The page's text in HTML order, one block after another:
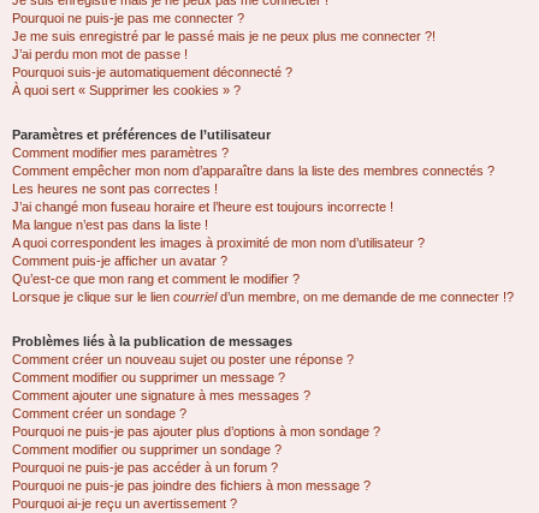
Pourquoi ne puis-je pas me connecter ?
Je me suis enregistré par le passé mais je ne peux plus me connecter ?!
J’ai perdu mon mot de passe !
Pourquoi suis-je automatiquement déconnecté ?
À quoi sert « Supprimer les cookies » ?
Paramètres et préférences de l’utilisateur
Comment modifier mes paramètres ?
Comment empêcher mon nom d’apparaître dans la liste des membres connectés ?
Les heures ne sont pas correctes !
J’ai changé mon fuseau horaire et l’heure est toujours incorrecte !
Ma langue n’est pas dans la liste !
A quoi correspondent les images à proximité de mon nom d’utilisateur ?
Comment puis-je afficher un avatar ?
Qu’est-ce que mon rang et comment le modifier ?
Lorsque je clique sur le lien courrield’un membre, on me demande de me connecter !?
Problèmes liés à la publication de messages
Comment créer un nouveau sujet ou poster une réponse ?
Comment modifier ou supprimer un message ?
Comment ajouter une signature à mes messages ?
Comment créer un sondage ?
Pourquoi ne puis-je pas ajouter plus d’options à mon sondage ?
Comment modifier ou supprimer un sondage ?
Pourquoi ne puis-je pas accéder à un forum ?
Pourquoi ne puis-je pas joindre des fichiers à mon message ?
Pourquoi ai-je reçu un avertissement ?